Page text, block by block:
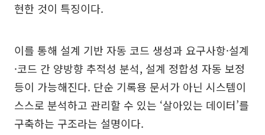
현한 것이 특징이다.
이를 통해 설계 기반 자동 코드 생성과 요구사항·설계
·코드 간 양방향 추적성 분석, 설계 정합성 자동 보정
등이 가능해진다. 단순 기록용 문서가 아닌 시스템이
스스로 분석하고 관리할 수 있는 ‘살아있는 데이터’를
구축하는 구조라는 설명이다.